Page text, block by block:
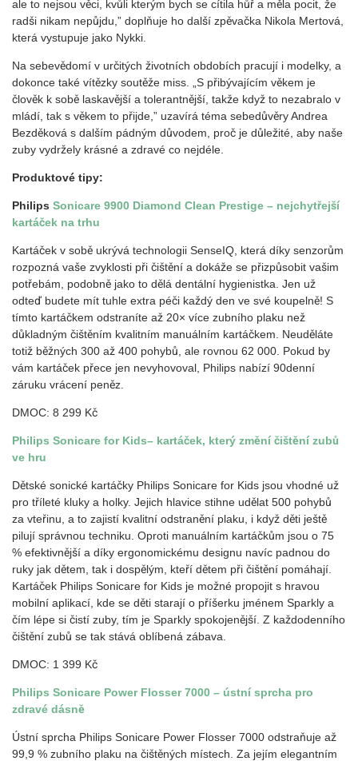
ale to nejsou věci, kvůli kterým bych se cítila hůř a měla pocit, že
radši nikam nepůjdu,” doplňuje ho další zpěvačka Nikola Mertová,
která vystupuje jako Nykki.
Na sebevědomí v určitých životních obdobích pracují i modelky, a
dokonce také vítězky soutěže miss. „S přibývajícím věkem je
člověk k sobě laskavější a tolerantnější, takže když to nezabralo v
mládí, tak s věkem to přijde,” uzavírá téma sebedůvěry Andrea
Bezděková s dalším pádným důvodem, proč je důležité, aby naše
zuby vydržely krásné a zdravé co nejdéle.
Produktové tipy:
Philips Sonicare 9900 Diamond Clean Prestige – nejchytřejší
kartáček na trhu
Kartáček v sobě ukrývá technologii SenseIQ, která díky senzorům
rozpozná vaše zvyklosti při čištění a dokáže se přizpůsobit vašim
potřebám, podobně jako to dělá dentální hygienistka. Jen už
odteď budete mít tuhle extra péči každý den ve své koupelně! S
tímto kartáčkem odstraníte až 20× více zubního plaku než
důkladným čištěním kvalitním manuálním kartáčkem. Neuděláte
totiž běžných 300 až 400 pohybů, ale rovnou 62 000. Pokud by
vám kartáček přece jen nevyhovoval, Philips nabízí 90denní
záruku vrácení peněz.
DMOC: 8 299 Kč
Philips Sonicare for Kids– kartáček, který změní čištění zubů
ve hru
Dětské sonické kartáčky Philips Sonicare for Kids jsou vhodné už
pro tříleté kluky a holky. Jejich hlavice stihne udělat 500 pohybů
za vteřinu, a to zajistí kvalitní odstranění plaku, i když děti ještě
pilují správnou techniku. Oproti manuálním kartáčkům jsou o 75
% efektivnější a díky ergonomickému designu navíc padnou do
ruky jak dětem, tak i dospělým, kteří dětem při čištění pomáhají.
Kartáček Philips Sonicare for Kids je možné propojit s hravou
mobilní aplikací, kde se děti starají o příšerku jménem Sparkly a
čím lépe si čistí zuby, tím je Sparkly spokojenější. Z každodenního
čištění zubů se tak stává oblíbená zábava.
DMOC: 1 399 Kč
Philips Sonicare Power Flosser 7000 – ústní sprcha pro
zdravé dásně
Ústní sprcha Philips Sonicare Power Flosser 7000 odstraňuje až
99,9 % zubního plaku na čištěných místech. Za jejím elegantním